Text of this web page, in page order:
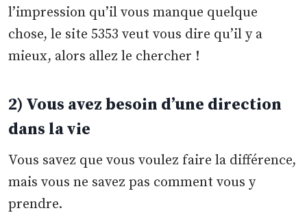
l’impression qu’il vous manque quelque
chose, le site 5353 veut vous dire qu’il y a
mieux, alors allez le chercher !
2) Vous avez besoin d’une direction
dans la vie
Vous savez que vous voulez faire la différence,
mais vous ne savez pas comment vous y
prendre.